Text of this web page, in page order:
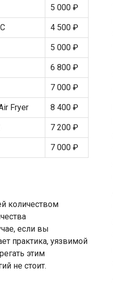
5 000 ₽
4 500 ₽
5 000 ₽
6 800 ₽
7 000 ₽
Fryer 8 400 ₽
7 200 ₽
7 000 ₽
количеством
если вы
практика, уязвимой
этим
не стоит.